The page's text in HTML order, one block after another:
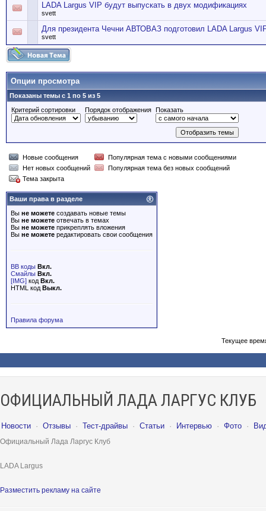
LADA Largus VIP будут выпускать в двух модификациях
svett
Для президента Чечни АВТОВАЗ подготовил LADA Largus
svett
Опции просмотра
Показаны темы с 1 по 5 из 5
Критерий сортировки
Порядок отображения Показать
Новые сообщения
Популярная тема с новыми сообщениями
Нет новых сообщений
Популярная тема без новых сообщений
Тема закрыта
Ваши права в разделе
Вы не можете создавать новые темы
Вы не можете отвечать в темах
Вы не можете прикреплять вложения
Вы не можете редактировать свои сообщения
BB коды Вкл.
Смайлы Вкл.
[IMG] код Вкл.
HTML код Выкл.
Правила форума
Текущее
ОФИЦИАЛЬНЫЙ ЛАДА ЛАРГУС КЛУБ
Новости · Отзывы · Тест-драйвы · Статьи · Интервью · Фото ·
Официальный Лада Ларгус Клуб
LADA Largus
Разместить рекламу на сайте